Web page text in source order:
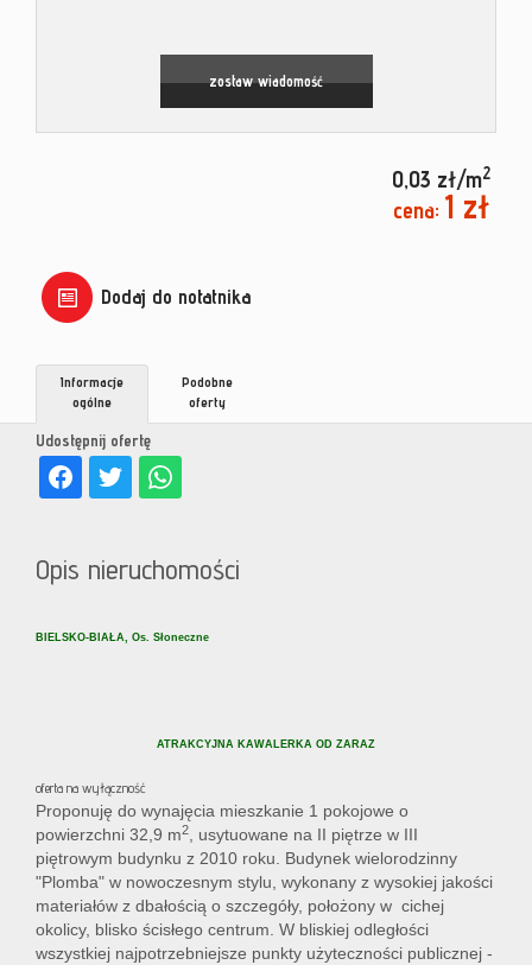
zostaw wiadomość
0,03 zł/m2
cena: 1 zł
Dodaj do notatnika
Udostępnij ofertę
Informacje
ogólne
Podobne
oferty
Opis nieruchomości
BIELSKO-BIAŁA, Os. Słoneczne
ATRAKCYJNA KAWALERKA OD ZARAZ
oferta na wyłączność
Proponuję do wynajęcia mieszkanie 1 pokojowe o
powierzchni 32,9 m2, usytuowane na II piętrze w III
piętrowym budynku z 2010 roku. Budynek wielorodzinny
"Plomba" w nowoczesnym stylu, wykonany z wysokiej jakości
materiałów z dbałością o szczegóły, położony w cichej
okolicy, blisko ścisłego centrum. W bliskiej odległości
wszystkiej najpotrzebniejsze punkty użyteczności publicznej -